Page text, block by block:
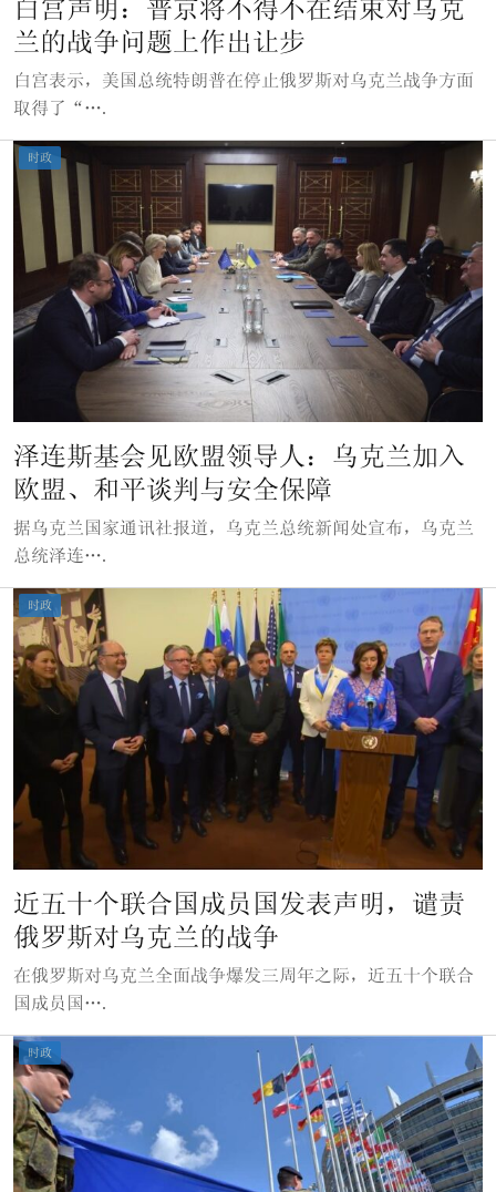
白宫声明：普京将不得不在结束对乌克
兰的战争问题上作出让步
白宫表示，美国总统特朗普在停止俄罗斯对乌克兰战争方面
取得了“….
时政
泽连斯基会见欧盟领导人：乌克兰加入
欧盟、和平谈判与安全保障
据乌克兰国家通讯社报道，乌克兰总统新闻处宣布，乌克兰
总统泽连….
时政
近五十个联合国成员国发表声明，谴责
俄罗斯对乌克兰的战争
在俄罗斯对乌克兰全面战争爆发三周年之际，近五十个联合
国成员国….
时政